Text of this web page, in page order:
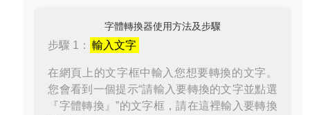
字體轉換器使用方法及步驟
步驟 1： 輸入文字
在網頁上的文字框中輸入您想要轉換的文字。
您會看到一個提示“請輸入要轉換的文字並點選
『字體轉換』”的文字框，請在這裡輸入要轉換